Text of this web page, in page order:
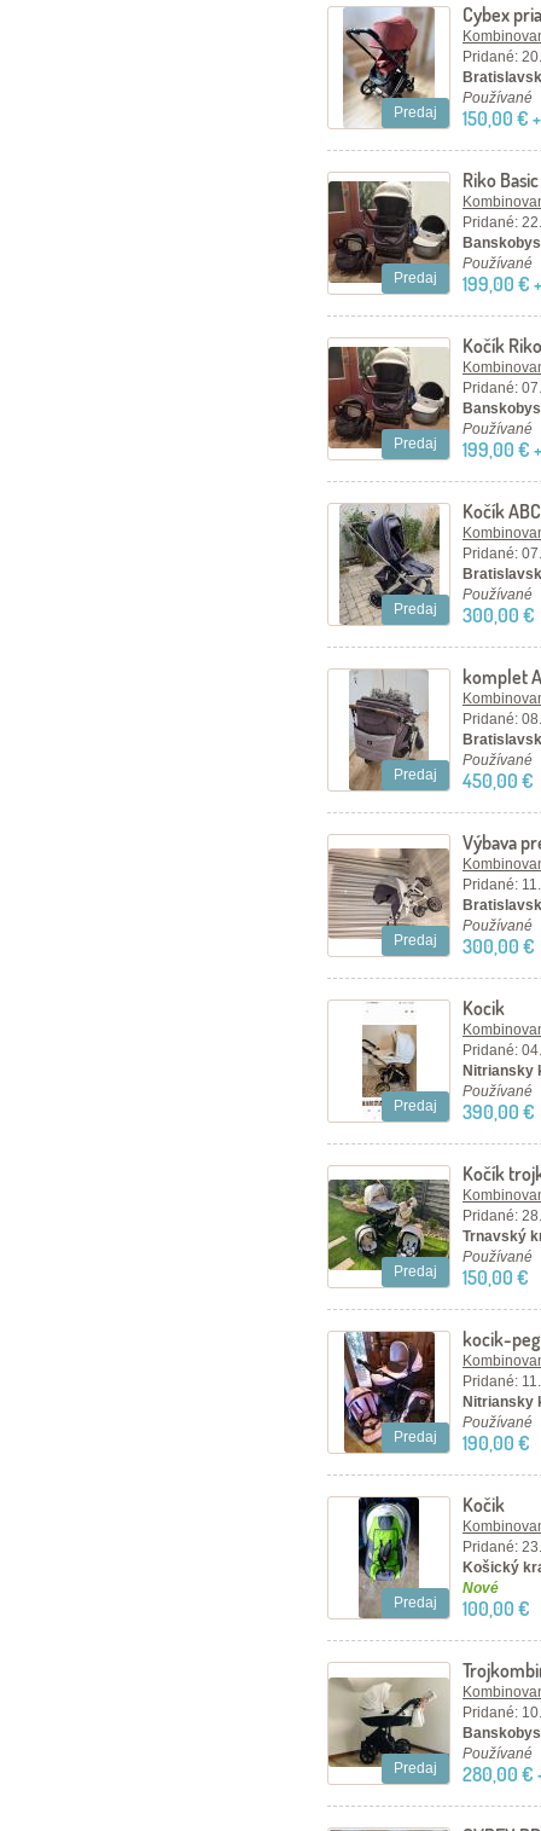
Predaj
Cybex
Pridané:
Používané
150,00 €
Predaj
Riko
Pridané:
Používané
199,00 €
Predaj
Kočík
Pridané:
Používané
199,00 €
Predaj
Kočík
Pridané:
Používané
300,00 €
Predaj
komplet
set
Pridané:
Používané
450,00 €
Predaj
Výbava
Pridané:
Používané
300,00 €
Predaj
Kocik
Pridané:
Nitriansky
Používané
390,00 €
Predaj
Kočík
Pridané:
Trnavský
Používané
150,00 €
Predaj
kocik-
Pridané:
Nitriansky
Používané
190,00 €
Predaj
Kočik
Pridané:
Košický
Nové
100,00 €
Predaj
Pridané:
Používané
280,00 €